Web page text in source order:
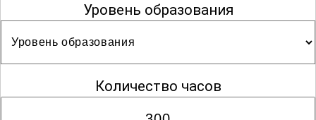
Уровень образования
Количество часов